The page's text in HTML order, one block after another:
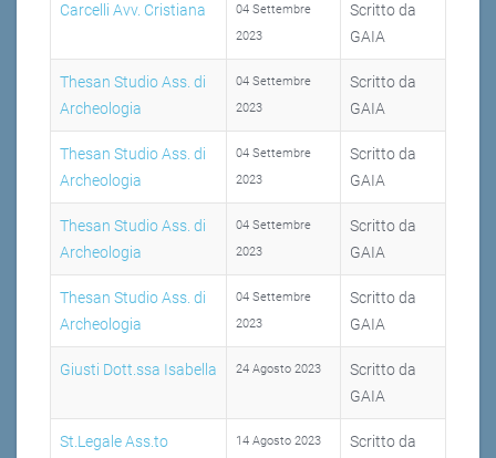
Carcelli Avv. Cristiana
04 Settembre
2023
Scritto da
GAIA
Thesan Studio Ass. di
Archeologia
04 Settembre
2023
Scritto da
GAIA
Thesan Studio Ass. di
Archeologia
04 Settembre
2023
Scritto da
GAIA
Thesan Studio Ass. di
Archeologia
04 Settembre
2023
Scritto da
GAIA
Thesan Studio Ass. di
Archeologia
04 Settembre
2023
Scritto da
GAIA
Giusti Dott.ssa Isabella 24 Agosto 2023
Scritto da
GAIA
St.Legale Ass.to
14 Agosto 2023
Scritto da